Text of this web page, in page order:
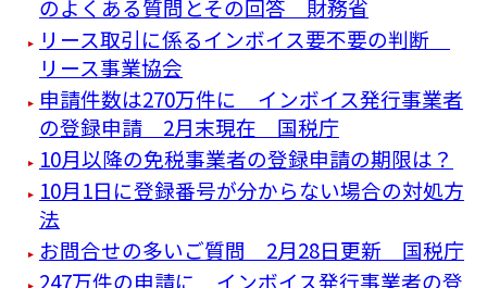
のよくある質問とその回答 財務省
リース取引に係るインボイス要不要の判断
リース事業協会
申請件数は270万件に インボイス発行事業者
の登録申請 2月末現在 国税庁
10月以降の免税事業者の登録申請の期限は？
10月1日に登録番号が分からない場合の対処方
法
お問合せの多いご質問 2月28日更新 国税庁
247万件の申請に インボイス発行事業者の登